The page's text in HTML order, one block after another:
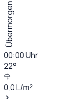
Übermorgen
00:00Uhr
22°
0,0L/m²